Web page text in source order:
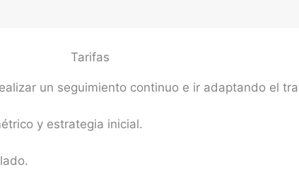
Tarifas
un seguimiento continuo e ir adaptando el
y estrategia inicial.